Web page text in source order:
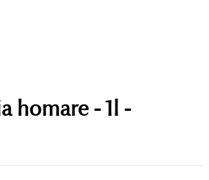
homare - 1l -